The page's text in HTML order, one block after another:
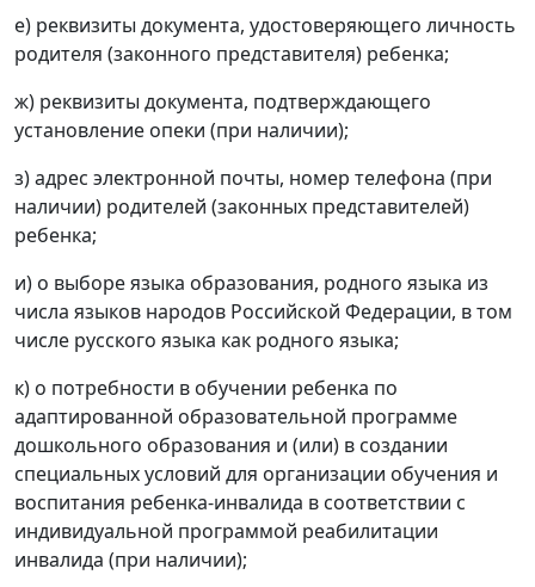
е) реквизиты документа, удостоверяющего личность
родителя (законного представителя) ребенка;
ж) реквизиты документа, подтверждающего
установление опеки (при наличии);
з) адрес электронной почты, номер телефона (при
наличии) родителей (законных представителей)
ребенка;
и) о выборе языка образования, родного языка из
числа языков народов Российской Федерации, в том
числе русского языка как родного языка;
к) о потребности в обучении ребенка по
адаптированной образовательной программе
дошкольного образования и (или) в создании
специальных условий для организации обучения и
воспитания ребенка-инвалида в соответствии с
индивидуальной программой реабилитации
инвалида (при наличии);